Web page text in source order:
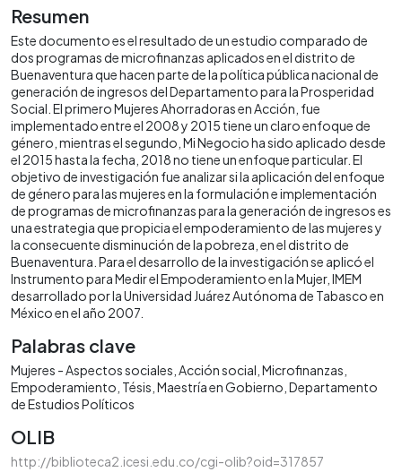
Resumen
Este documento es el resultado de un estudio comparado de
dos programas de microfinanzas aplicados en el distrito de
Buenaventura que hacen parte de la política pública nacional de
generación de ingresos del Departamento para la Prosperidad
Social. El primero Mujeres Ahorradoras en Acción, fue
implementado entre el 2008 y 2015 tiene un claro enfoque de
género, mientras el segundo, Mi Negocio ha sido aplicado desde
el 2015 hasta la fecha, 2018 no tiene un enfoque particular. El
objetivo de investigación fue analizar si la aplicación del enfoque
de género para las mujeres en la formulación e implementación
de programas de microfinanzas para la generación de ingresos es
una estrategia que propicia el empoderamiento de las mujeres y
la consecuente disminución de la pobreza, en el distrito de
Buenaventura. Para el desarrollo de la investigación se aplicó el
Instrumento para Medir el Empoderamiento en la Mujer, IMEM
desarrollado por la Universidad Juárez Autónoma de Tabasco en
México en el año 2007.
Palabras clave
Mujeres - Aspectos sociales Acción social Microfinanzas
Empoderamiento Tésis Maestría en Gobierno Departamento
de Estudios Políticos
OLIB
http://biblioteca2.icesi.edu.co/cgi-olib?oid=317857